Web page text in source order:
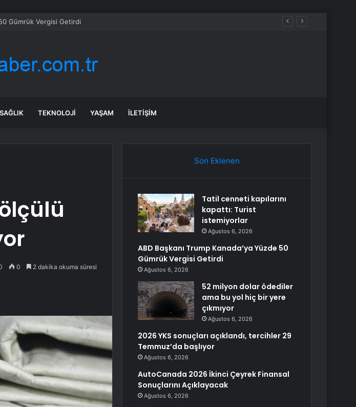
Gümrük Vergisi Getirdi
SAĞLIK TEKNOLOJI YAŞAM İLETIŞIM
0 2 dakika okuma süresi
Son Eklenen
Tatil cenneti kapılarını
kapattı: Turist
istemiyorlar
Ağustos 6, 2026
ABD Başkanı Trump Kanada’ya Yüzde 50
Gümrük Vergisi Getirdi
Ağustos 6, 2026
52 milyon dolar ödediler
ama bu yol hiç bir yere
çıkmıyor
Ağustos 6, 2026
2026 YKS sonuçları açıklandı, tercihler 29
Temmuz’da başlıyor
Ağustos 6, 2026
AutoCanada 2026 İkinci Çeyrek Finansal
Sonuçlarını Açıklayacak
Ağustos 6, 2026